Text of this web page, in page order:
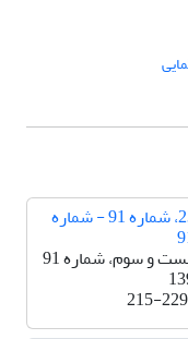
دوره 23، شماره 91 - شماره
و سوم، شماره 91
215-229